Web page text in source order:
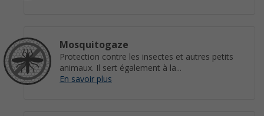
Mosquitogaze
Protection contre les insectes et autres petits
animaux. Il sert également à la...
En savoir plus